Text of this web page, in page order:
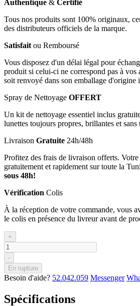
Authentique & Certifié
Tous nos produits sont 100% originaux,
des distributeurs officiels de la marque.
Satisfait ou Remboursé
Vous disposez d'un délai légal pour
produit si celui-ci ne correspond pas à vos
soit renvoyé dans son emballage d'origine
Spray de Nettoyage OFFERT
Un kit de nettoyage essentiel inclus
lunettes toujours propres, brillantes et sans
Livraison Gratuite 24h/48h
Profitez des frais de livraison offerts. Votre
gratuitement et rapidement sur toute la
sous 48h!
Vérification Colis
À la réception de votre commande, vous
le colis en présence du livreur avant de
+
-
En rupture
Besoin d'aide? 52.042.059 Messenger
Spécifications